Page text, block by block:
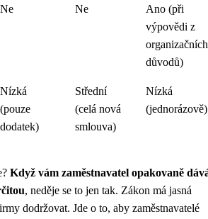
Ne Ne
Ano (při
výpovědi z
organizačních
důvodů)
Nízká
(pouze
dodatek)
Střední
(celá nová
smlouva)
Nízká
(jednorázově)
Když vám zaměstnavatel opakovaně
, neděje se to jen tak. Zákon má jasná
dodržovat. Jde o to, aby zaměstnavatelé